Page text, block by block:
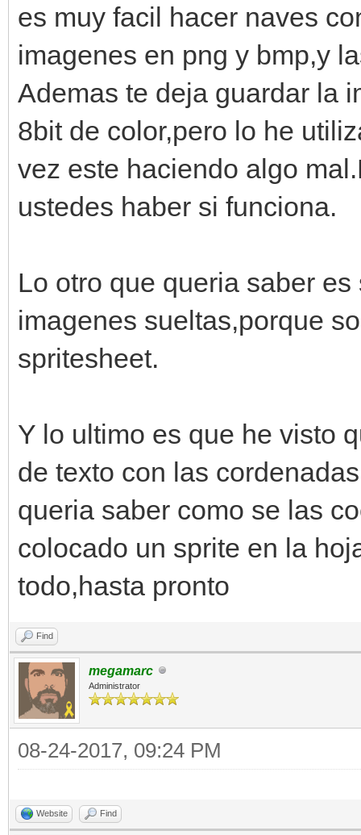
es muy facil hacer naves
imagenes en png y bmp,y
Ademas te deja guardar la
8bit de color,pero lo he
vez este haciendo algo
ustedes haber si funciona.
Lo otro que queria saber
imagenes sueltas,porque
spritesheet.
Y lo ultimo es que he visto
de texto con las
queria saber como se las
colocado un sprite en la
todo,hasta pronto
Find
megamarc
Administrator
08-24-2017, 09:24 PM
Website Find